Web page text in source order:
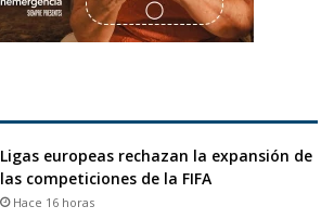
Ligas europeas rechazan la expansión de
las competiciones de la FIFA
Hace 16 horas